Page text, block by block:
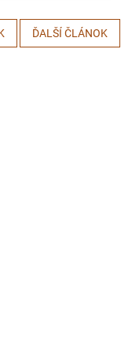
ĎALŠÍ ČLÁNOK